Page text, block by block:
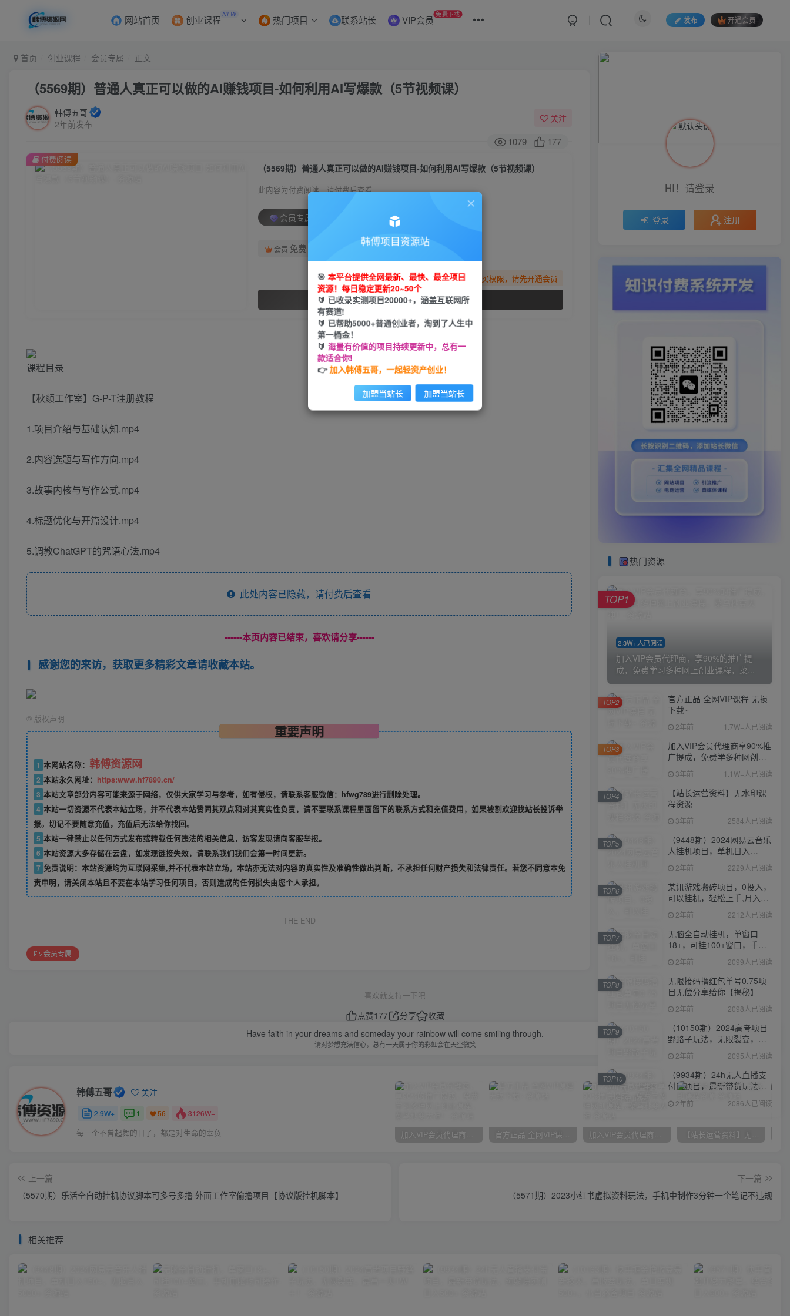
网站首页 创业课程 NEW 热门项目 联系站长 VIP会员 免费下载
发布 开通会员
首页 创业课程 会员专属 正文
（5569期）普通人真正可以做的AI赚钱项目-如何利用AI写爆款（5节视频课）
韩傅五哥
2年前发布
关注
1079 177
（5569期）普通人真正可以做的AI赚钱项目-如何利用AI写爆款（5节视频课）
此内容为付费阅读，请付费后查看
会员专属资源
会员 免费
您暂无购买权限，请先开通会员
开通会员
付费阅读
课程目录
【秋颜工作室】G-P-T注册教程
1.项目介绍与基础认知.mp4
2.内容选题与写作方向.mp4
3.故事内核与写作公式.mp4
4.标题优化与开篇设计.mp4
5.调教ChatGPT的咒语心法.mp4
此处内容已隐藏，请付费后查看
------本页内容已结束，喜欢请分享------
感谢您的来访，获取更多精彩文章请收藏本站。
© 版权声明
重要声明
1 本网站名称： 韩傅资源网
2 本站永久网址： https:www.hf7890.cn/
3 本站文章部分内容可能来源于网络，仅供大家学习与参考，如有侵权，请联系客服微信：hfwg789进行删除处理。
4 本站一切资源不代表本站立场，并不代表本站赞同其观点和对其真实性负责，请不要联系课程里面留下的联系方式和充值费用，如果被割欢迎找站长投诉举
报。切记不要随意充值，充值后无法给你找回。
5 本站一律禁止以任何方式发布或转载任何违法的相关信息，访客发现请向客服举报。
6 本站资源大多存储在云盘，如发现链接失效，请联系我们我们会第一时间更新。
7 免责说明：本站资源均为互联网采集,并不代表本站立场，本站亦无法对内容的真实性及准确性做出判断，不承担任何财产损失和法律责任。若您不同意本免
责申明，请关闭本站且不要在本站学习任何项目，否则造成的任何损失由您个人承担。
THE END
会员专属
喜欢就支持一下吧
点赞177 分享
收藏
Have faith in your dreams and someday your rainbow will come smiling through.
请对梦想充满信心，总有一天属于你的彩虹会在天空微笑
韩傅五哥 关注
2.9W+ 1 56 3126W+
每一个不曾起舞的日子，都是对生命的辜负 加入VIP会员代理商，享90%的推广提成，免费学习多种网上创业课程，菜鸟秒变大神！ 官方正品 全网VIP课程 无损下载~ 加入VIP会员代理商享90%推广提成，免费学多种网创课程，菜鸟秒变大神 【站长运营资料】无水印课程资源
上一篇
（5570期）乐活全自动挂机协议脚本可多号多撸 外面工作室偷撸项目【协议版挂机脚本】
下一篇
（5571期）2023小红书虚拟资料玩法，手机中制作3分钟一个笔记不违规
相关推荐
HI！请登录
登录 注册
热门资源
2.3W+人已阅读
加入VIP会员代理商，享90%的推广提
成，免费学习多种网上创业课程，菜...
TOP1
官方正品 全网VIP课程 无损
下载~
2年前 1.7W+人已阅读
TOP2
加入VIP会员代理商享90%推
广提成，免费学多种网创课
程，菜鸟秒变大神
3年前 1.1W+人已阅读
TOP3
【站长运营资料】无水印课
程资源
3年前 2584人已阅读
TOP4
（9448期）2024网易云音乐
人挂机项目，单机日入
150+，无脑月入5000+
2年前 2229人已阅读
TOP5
某讯游戏搬砖项目，0投入，
可以挂机，轻松上手,月入
3000+上不封顶
2年前 2212人已阅读
TOP6
无脑全自动挂机，单窗口
18+，可挂100+窗口，手机
电脑均可操作
2年前 2099人已阅读
TOP7
无限接码撸红包单号0.75项
目无偿分享给你【揭秘】
2年前 2098人已阅读
TOP8
（10150期）2024高考项目
野路子玩法，无限裂变，最
高一天1W＋！
2年前 2095人已阅读
TOP9
（9934期）24h无人直播支
付宝项目，最新带货玩法，
纯躺赚实测日入500+
2年前 2086人已阅读
TOP10
韩傅项目资源站
🎯 本平台提供全网最新、最快、最全项目
资源！每日稳定更新20~50个
🔰 已收录实测项目20000+，涵盖互联网所
有赛道!
🔰 已帮助5000+普通创业者，淘到了人生中
第一桶金！
🔰 海量有价值的项目持续更新中，总有一
款适合你!
👉加入韩傅五哥，一起轻资产创业！
加盟当站长 加盟当站长